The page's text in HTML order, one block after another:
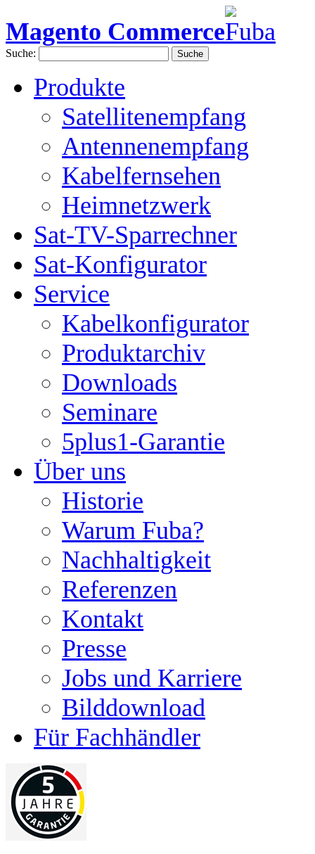
Magento Commerce
Suche: Suche
Produkte
Satellitenempfang
Antennenempfang
Kabelfernsehen
Heimnetzwerk
Sat-TV-Sparrechner
Sat-Konfigurator
Service
Kabelkonfigurator
Produktarchiv
Downloads
Seminare
5plus1-Garantie
Über uns
Historie
Warum Fuba?
Nachhaltigkeit
Referenzen
Kontakt
Presse
Jobs und Karriere
Bilddownload
Für Fachhändler